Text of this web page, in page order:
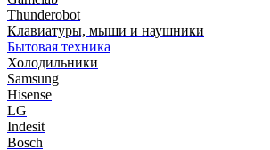
Thunderobot
Клавиатуры, мыши и наушники
Бытовая техника
Холодильники
Samsung
Hisense
LG
Indesit
Bosch